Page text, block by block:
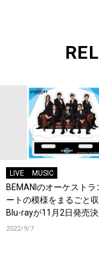
LIVE MUSIC
BEMANIのオーケストラ
ートの模様をまるごと
Blu-rayが11月2日発売決
2022/9/7